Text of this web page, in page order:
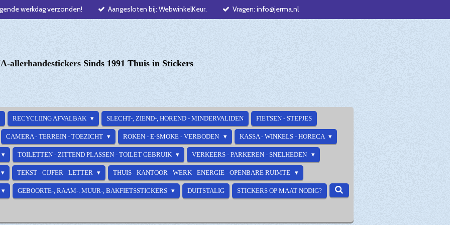
werkdag verzonden! Aangesloten bij: WebwinkelKeur. Vragen: info@jerma.nl
allerhandestickers Sinds 1991 Thuis in Stickers
RECYCLIING AFVALBAK SLECHT-, ZIEND-, HOREND - MINDERVALIDEN FIETSEN - STEPJES
CAMERA - TERREIN - TOEZICHT ROKEN - E-SMOKE - VERBODEN KASSA - WINKELS - HORECA
TOILETTEN - ZITTEND PLASSEN - TOILET GEBRUIK VERKEERS - PARKEREN - SNELHEDEN
TEKST - CIJFER - LETTER THUIS - KANTOOR - WERK - ENERGIE - OPENBARE RUIMTE
GEBOORTE-, RAAM-. MUUR-, BAKFIETSSTICKERS DUITSTALIG STICKERS OP MAAT NODIG?